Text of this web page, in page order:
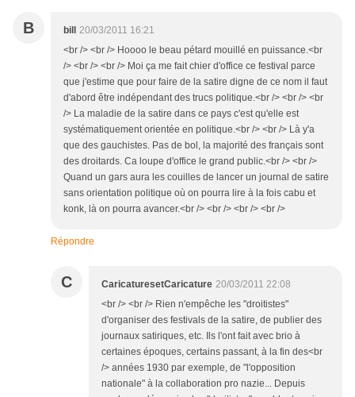
B bill
20/03/2011 16:21
<br /> <br /> Hoooo le beau pétard mouillé en puissance.<br
/> <br /> <br /> Moi ça me fait chier d'office ce festival parce
que j'estime que pour faire de la satire digne de ce nom il faut
d'abord être indépendant des trucs politique.<br /> <br /> <br
/> La maladie de la satire dans ce pays c'est qu'elle est
systématiquement orientée en politique.<br /> <br /> Là y'a
que des gauchistes. Pas de bol, la majorité des français sont
des droitards. Ca loupe d'office le grand public.<br /> <br />
Quand un gars aura les couilles de lancer un journal de satire
sans orientation politique où on pourra lire à la fois cabu et
konk, là on pourra avancer.<br /> <br /> <br /> <br />
Répondre
C CaricaturesetCaricature 20/03/2011 22:08
<br /> <br /> Rien n'empêche les "droitistes"
d'organiser des festivals de la satire, de publier des
journaux satiriques, etc. Ils l'ont fait avec brio à
certaines époques, certains passant, à la fin des<br
/> années 1930 par exemple, de "l'opposition
nationale" à la collaboration pro nazie... Depuis